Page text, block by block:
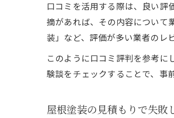
口コミを活用する際は、良い評
摘があれば、その内容について
装」など、評価が多い業者のレ
このように口コミ評判を参考に
験談をチェックすることで、事
屋根塗装の見積もりで失敗